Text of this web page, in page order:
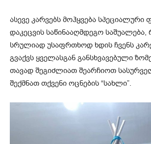
ასევე კარვებს მოჰყვება სპეციალური
დაკეცვის საწინააღმდეგო
სრულიად უსაფრთხოდ ხდის ჩვენს
გვაქვს ყველასგან განსხვავებული
თავად შეგიძლიათ შეარჩიოთ
შექმნათ თქვენი ოცნების “სახლი”.